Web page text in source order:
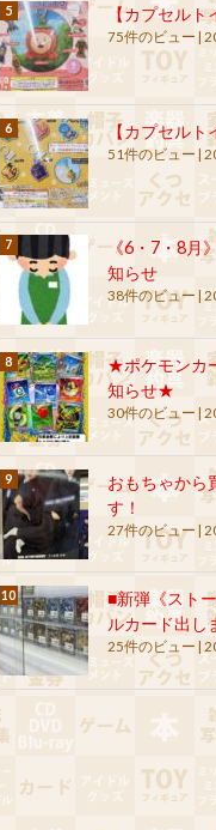
【カプセルト
75件のビュー
【カプセルト
51件のビュー |
《6・7・8月
知らせ
38件のビュー
★ポケモンカ
知らせ★
30件のビュー |
おもちゃから
す！
27件のビュー |
■新弾《スト
ルカード出し
25件のビュー